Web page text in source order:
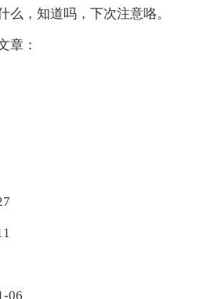
么，知道吗，下次注意咯。
章：
06